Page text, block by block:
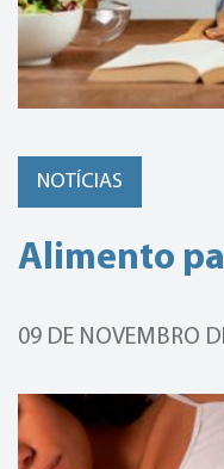
NOTÍCIAS
Alimento
09 DE NOVEMBRO